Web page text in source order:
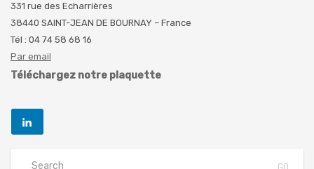
331 rue des Echarrières
38440 SAINT-JEAN DE BOURNAY – France
Tél : 04 74 58 68 16
Par email
Téléchargez notre plaquette